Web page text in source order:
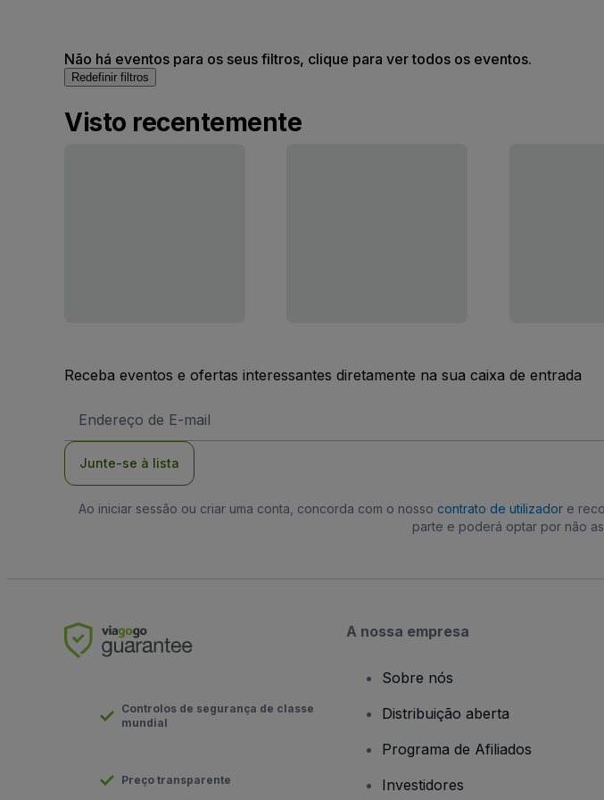
Não há eventos para os seus filtros, clique para ver todos os eventos.
Redefinir filtros
Visto recentemente
Receba eventos e ofertas interessantes diretamente na sua caixa de entrada
de
Junte-se à lista
Ao iniciar sessão ou criar uma conta, concorda com o nosso contrato de utilizador e
parte e poderá optar por não
Controlos de segurança de classe
mundial
Preço transparente
A nossa empresa
Sobre nós
Distribuição aberta
Programa de Afiliados
Investidores